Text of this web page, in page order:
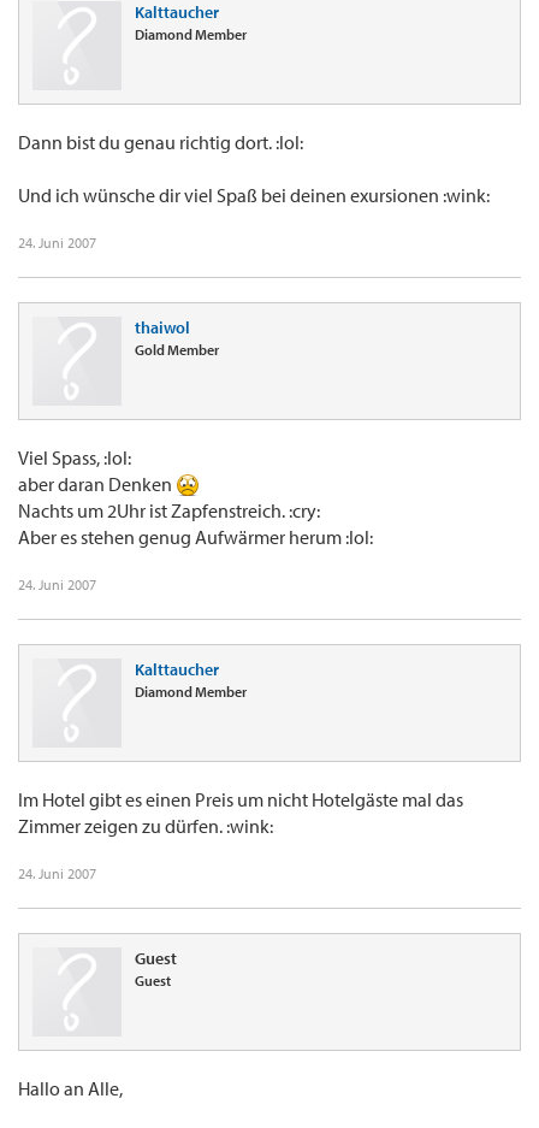
Kalttaucher
Diamond Member
Dann bist du genau richtig dort. :lol:
Und ich wünsche dir viel Spaß bei deinen exursionen :wink:
24. Juni 2007
thaiwol
Gold Member
Viel Spass, :lol:
aber daran Denken
Nachts um 2Uhr ist Zapfenstreich. :cry:
Aber es stehen genug Aufwärmer herum :lol:
24. Juni 2007
Kalttaucher
Diamond Member
Im Hotel gibt es einen Preis um nicht Hotelgäste mal das
Zimmer zeigen zu dürfen. :wink:
24. Juni 2007
Guest
Guest
Hallo an Alle,